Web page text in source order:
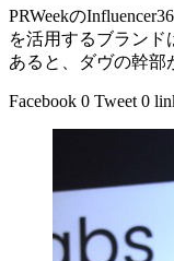
PRWeekの
を活用するブラン
あると、ダヴの幹部
Facebook 0 Tweet 0